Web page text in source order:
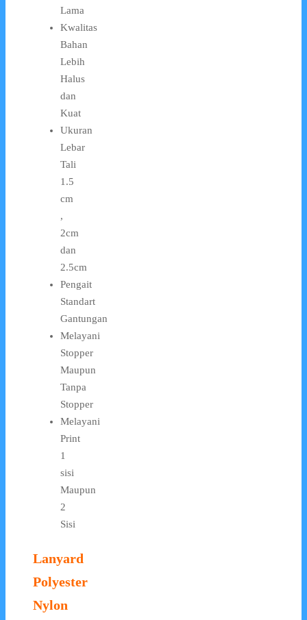
Lama
Kwalitas
Bahan
Lebih
Halus
dan
Kuat
Ukuran
Lebar
Tali
1.5
cm
,
2cm
dan
2.5cm
Pengait
Standart
Gantungan
Melayani
Stopper
Maupun
Tanpa
Stopper
Melayani
Print
1
sisi
Maupun
2
Sisi
Lanyard
Polyester
Nylon